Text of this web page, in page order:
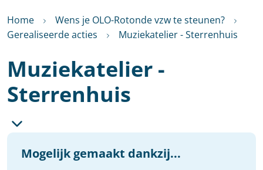
Home
Wens je OLO-Rotonde vzw te steunen?
Gerealiseerde acties
Muziekatelier - Sterrenhuis
Muziekatelier -
Sterrenhuis
Mogelijk gemaakt dankzij...